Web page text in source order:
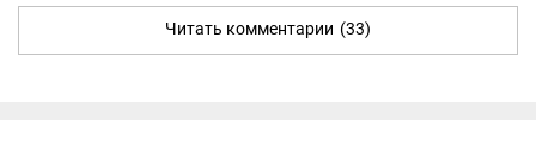
Читать комментарии (33)